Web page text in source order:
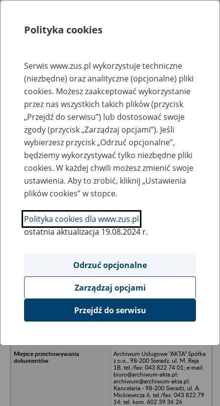
Rejestry, ewidencje i archiwa
Baza zlikwidowanych lub
przekształconych zakładów pracy
Nazwa zakładu pracy:
SZUKAJ
Ukryj wszystkie pozycje bazy
IT Tech Services Spółka z o.o. w
Archiwum Usługowe "AKTA" Spółka
z o.o., 98-200 Sieradz, ul. M. Reja
1B, tel./fax: 043 822 74 01; e-mail:
biuro@archiwum-akta.pl;
archiwum@archiwum-akta.pl;
Kancelaria - 98-200 Sieradz, ul. A.
Mickiewicza 6, tel./fax: 043 822 79
14; tel. kom. 602 39 36 26
Polityka cookies
Serwis www.zus.pl wykorzystuje techniczne
(niezbędne) oraz analityczne (opcjonalne) pliki
cookies. Możesz zaakceptować wykorzystanie
przez nas wszystkich takich plików (przycisk
„Przejdź do serwisu”) lub dostosować swoje
zgody (przycisk „Zarządzaj opcjami”). Jeśli
wybierzesz przycisk „Odrzuć opcjonalne”,
będziemy wykorzystywać tylko niezbędne pliki
cookies. W każdej chwili możesz zmienić swoje
ustawienia. Aby to zrobić, kliknij „Ustawienia
plików cookies” w stopce.
Polityka cookies dla www.zus.pl
ostatnia aktualizacja 19.08.2024 r.
Odrzuć opcjonalne
Zarządzaj opcjami
Przejdź do serwisu